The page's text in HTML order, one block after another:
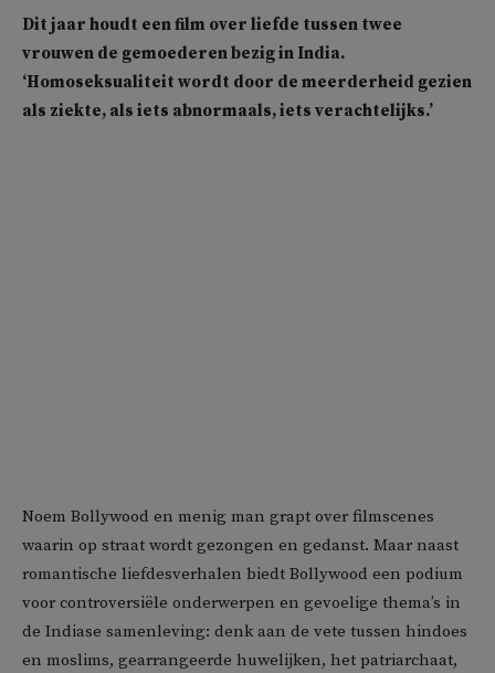
Dit jaar houdt een film over liefde tussen twee
vrouwen de gemoederen bezig in India.
‘Homoseksualiteit wordt door de meerderheid gezien
als ziekte, als iets abnormaals, iets verachtelijks.’
Noem Bollywood en menig man grapt over filmscenes
waarin op straat wordt gezongen en gedanst. Maar naast
romantische liefdesverhalen biedt Bollywood een podium
voor controversiële onderwerpen en gevoelige thema’s in
de Indiase samenleving: denk aan de vete tussen hindoes
en moslims, gearrangeerde huwelijken, het patriarchaat,